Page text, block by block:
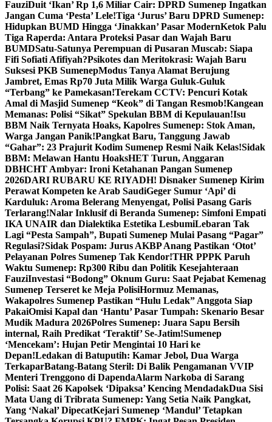
FauziDuit ‘Ikan’ Rp 1,6 Miliar Cair: DPRD Sumenep Ingatkan
Jangan Cuma ‘Pesta’ Lele!Tiga ‘Jurus’ Baru DPRD Sumenep:
Hidupkan BUMD Hingga ‘Jinakkan’ Pasar ModernKetok Palu
Tiga Raperda: Antara Proteksi Pasar dan Wajah Baru
BUMDSatu-Satunya Perempuan di Pusaran Muscab: Siapa
Fifi Sofiati Afifiyah?Psikotes dan Meritokrasi: Wajah Baru
Suksesi PKB SumenepModus Tanya Alamat Berujung
Jambret, Emas Rp70 Juta Milik Warga Guluk-Guluk
“Terbang” ke Pamekasan!Terekam CCTV: Pencuri Kotak
Amal di Masjid Sumenep “Keok” di Tangan Resmob!Kangean
Memanas: Polisi “Sikat” Spekulan BBM di Kepulauan!Isu
BBM Naik Ternyata Hoaks, Kapolres Sumenep: Stok Aman,
Warga Jangan Panik!Pangkat Baru, Tanggung Jawab
“Gahar”: 23 Prajurit Kodim Sumenep Resmi Naik Kelas!Sidak
BBM: Melawan Hantu HoaksHET Turun, Anggaran
DBHCHT Ambyar: Ironi Ketahanan Pangan Sumenep
2026DARI RUBARU KE RIYADH! Disnaker Sumenep Kirim
Perawat Kompeten ke Arab SaudiGeger Sumur ‘Api’ di
Karduluk: Aroma Belerang Menyengat, Polisi Pasang Garis
Terlarang!Nalar Inklusif di Beranda Sumenep: Simfoni Empati
IKA UNAIR dan Dialektika Estetika LesbumiLebaran Tak
Lagi “Pesta Sampah”, Bupati Sumenep Mulai Pasang “Pagar”
Regulasi?Sidak Pospam: Jurus AKBP Anang Pastikan ‘Otot’
Pelayanan Polres Sumenep Tak Kendor!THR PPPK Paruh
Waktu Sumenep: Rp300 Ribu dan Politik Kesejahteraan
FauziInvestasi “Bodong” Oknum Guru: Saat Pejabat Kemenag
Sumenep Terseret ke Meja PolisiHormuz Memanas,
Wakapolres Sumenep Pastikan “Hulu Ledak” Anggota Siap
PakaiOmisi Kapal dan ‘Hantu’ Pasar Tumpah: Skenario Besar
Mudik Madura 2026Polres Sumenep: Juara Sapu Bersih
internal, Raih Predikat ‘Teraktif’ Se-Jatim!Sumenep
‘Mencekam’: Hujan Petir Mengintai 10 Hari ke
Depan!Ledakan di Batuputih: Kamar Jebol, Dua Warga
TerkaparBatang-Batang Steril: Di Balik Pengamanan VVIP
Menteri Trenggono di DapendaAlarm Narkoba di Sarang
Polisi: Saat 26 Kapolsek ‘Dipaksa’ Kencing MendadakDua Sisi
Mata Uang di Tribrata Sumenep: Yang Setia Naik Pangkat,
Yang ‘Nakal’ DipecatKejari Sumenep ‘Mandul’ Tetapkan